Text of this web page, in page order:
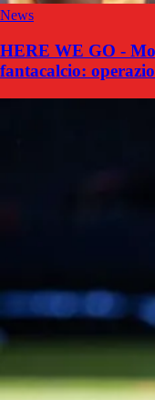
News
HERE WE GO -
fantacalcio: